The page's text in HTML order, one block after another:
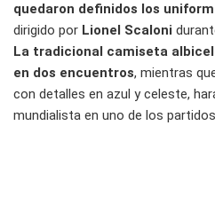
quedaron definidos los
dirigido por Lionel Scaloni
La tradicional camiseta
en dos encuentros, mientras
con detalles en azul y celeste,
mundialista en uno de los